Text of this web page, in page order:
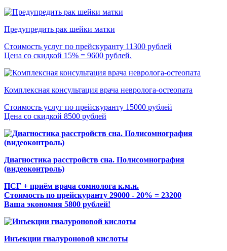
Предупредить рак шейки матки
Стоимость услуг по прейскуранту 11300 рублей
Цена со скидкой 15% = 9600 рублей.
Комплексная консультация врача невролога-остеопата
Стоимость услуг по прейскуранту 15000 рублей
Цена со скидкой 8500 рублей
Диагностика расстройств сна. Полисомнография
(видеоконтроль)
ПСГ + приём врача сомнолога к.м.н.
Стоимость по прейскуранту 29000 - 20% = 23200
Ваша экономия 5800 рублей!
Инъекции гиалуроновой кислоты